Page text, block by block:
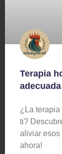
Terapia
¿La terapia
ti?
aliviar esos
ahora!